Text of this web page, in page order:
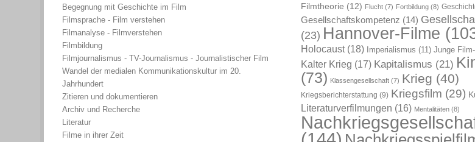
Begegnung mit Geschichte im Film
Filmsprache - Film verstehen
Filmanalyse - Filmverstehen
Filmbildung
Filmjournalismus - TV-Journalismus - Journalistischer Film
Wandel der medialen Kommunikationskultur im 20.
Jahrhundert
Zitieren und dokumentieren
Archiv und Recherche
Literatur
Filme in ihrer Zeit
Filmtheorie (12) Flucht (7) Fortbildung (8)
Gesellschaftskompetenz (14)
(23) Hannover-Filme
Holocaust(18) Imperialismus (11) Junge
Kalter Krieg (17) Kapitalismus (21)
(73) Klassengesellschaft (7) Krieg (40)
Kriegsberichterstattung (9) Kriegsfilm (29)
Literaturverfilmungen (16) Mentalitäten (8)